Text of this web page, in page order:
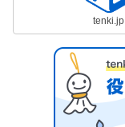
tenki.jp